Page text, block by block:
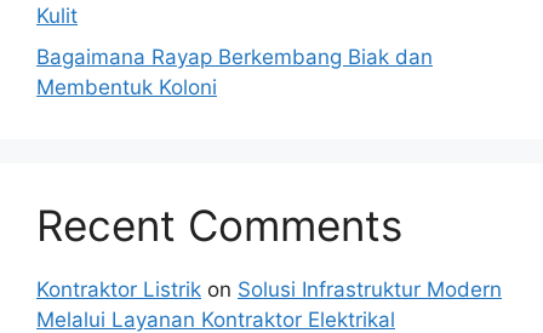
Kulit
Bagaimana Rayap Berkembang Biak dan
Membentuk Koloni
Recent Comments
Kontraktor Listrik on Solusi Infrastruktur Modern
Melalui Layanan Kontraktor Elektrikal